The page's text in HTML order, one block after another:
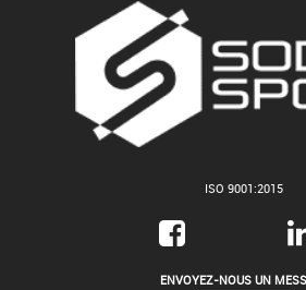
ISO 9001:2015
ENVOYEZ-NOUS UN